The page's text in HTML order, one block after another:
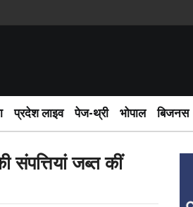
प्रदेश लाइव पेज-थ्री भोपाल बिजनस
जब्त कीं